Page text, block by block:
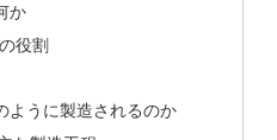
か
役割
ように製造されるのか